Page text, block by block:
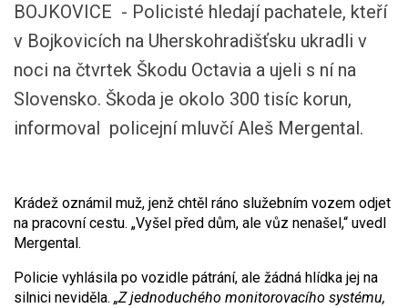
BOJKOVICE - Policisté hledají pachatele, kteří
v Bojkovicích na Uherskohradišťsku ukradli v
noci na čtvrtek Škodu Octavia a ujeli s ní na
Slovensko. Škoda je okolo 300 tisíc korun,
informoval policejní mluvčí Aleš Mergental.
Krádež oznámil muž, jenž chtěl ráno služebním vozem odjet
na pracovní cestu. „Vyšel před dům, ale vůz nenašel,“ uvedl
Mergental.
Policie vyhlásila po vozidle pátrání, ale žádná hlídka jej na
silnici neviděla. „Z jednoduchého monitorovacího systému,